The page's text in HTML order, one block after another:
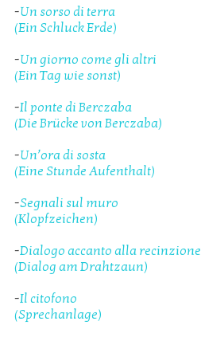
-Un sorso di terra
(Ein Schluck Erde)
-Un giorno come gli altri
(Ein Tag wie sonst)
-Il ponte di Berczaba
(Die Brücke von Berczaba)
-Un’ora di sosta
(Eine Stunde Aufenthalt)
-Segnali sul muro
(Klopfzeichen)
-Dialogo accanto alla recinzione
(Dialog am Drahtzaun)
-Il citofono
(Sprechanlage)